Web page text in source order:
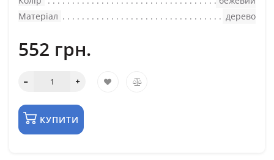
Матеріал
дерево
552 грн.
КУПИТИ